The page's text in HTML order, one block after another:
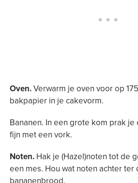
Oven.Verwarm je oven voor op
bakpapier in je cakevorm.
Bananen. In een grote kom prak
fijn met een vork.
Noten. Hak je (Hazel)noten tot de
een mes. Hou wat noten achter ter
bananenbrood.